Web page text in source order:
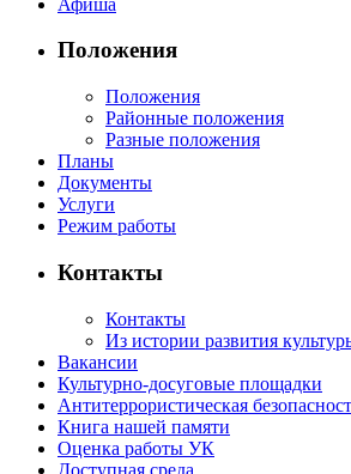
Положения
Положения
Районные положения
Разные положения
Планы
Документы
Услуги
Режим работы
Контакты
Контакты
Из истории развития
Вакансии
Культурно-досуговые площадки
Антитеррористическая
Книга нашей памяти
Оценка работы УК
Доступная среда